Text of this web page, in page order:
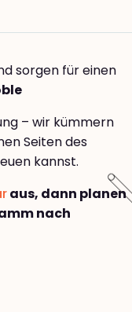
sorgen für einen
– wir kümmern
Seiten des
kannst.
aus, dann planen
nach